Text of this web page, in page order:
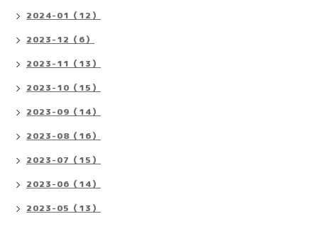
2024-01（12）
2023-12（6）
2023-11（13）
2023-10（15）
2023-09（14）
2023-08（16）
2023-07（15）
2023-06（14）
2023-05（13）